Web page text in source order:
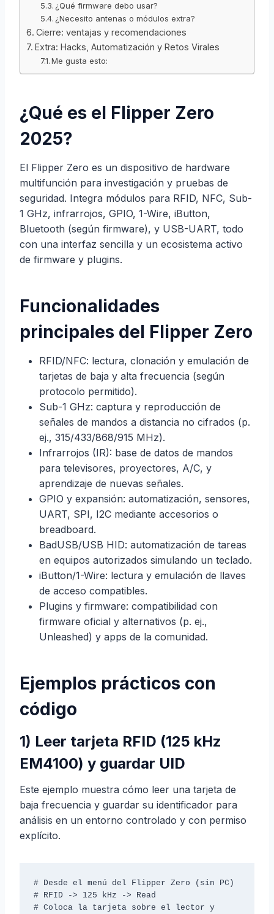
¿Qué firmware debo usar?
¿Necesito antenas o módulos extra?
Cierre: ventajas y recomendaciones
Extra: Hacks, Automatización y Retos Virales
Me gusta esto:
¿Qué es el Flipper Zero
2025?
El Flipper Zero es un dispositivo de hardware
multifunción para investigación y pruebas de
seguridad. Integra módulos para RFID, NFC, Sub-
1 GHz, infrarrojos, GPIO, 1-Wire, iButton,
Bluetooth (según firmware), y USB-UART, todo
con una interfaz sencilla y un ecosistema activo
de firmware y plugins.
Funcionalidades
principales del Flipper Zero
RFID/NFC: lectura, clonación y emulación de
tarjetas de baja y alta frecuencia (según
protocolo permitido).
Sub-1 GHz: captura y reproducción de
señales de mandos a distancia no cifrados (p.
ej., 315/433/868/915 MHz).
Infrarrojos (IR): base de datos de mandos
para televisores, proyectores, A/C, y
aprendizaje de nuevas señales.
GPIO y expansión: automatización, sensores,
UART, SPI, I2C mediante accesorios o
breadboard.
BadUSB/USB HID: automatización de tareas
en equipos autorizados simulando un teclado.
iButton/1-Wire: lectura y emulación de llaves
de acceso compatibles.
Plugins y firmware: compatibilidad con
firmware oficial y alternativos (p. ej.,
Unleashed) y apps de la comunidad.
Ejemplos prácticos con
código
1) Leer tarjeta RFID (125 kHz
EM4100) y guardar UID
Este ejemplo muestra cómo leer una tarjeta de
baja frecuencia y guardar su identificador para
análisis en un entorno controlado y con permiso
explícito.
# Desde el menú del Flipper Zero (sin PC)
# RFID -> 125 kHz -> Read
# Coloca la tarjeta sobre el lector y